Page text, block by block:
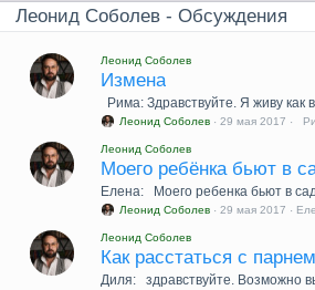
Леонид Соболев - Обсуждения
Леонид Соболев
Измена
Рима: Здравствуйте. Я живу
Леонид Соболев· 29 мая 2017 ·
Леонид Соболев
Моего ребёнка бьют в
Леонид Соболев· 29 мая 2017 ·
Леонид Соболев
Как расстаться с